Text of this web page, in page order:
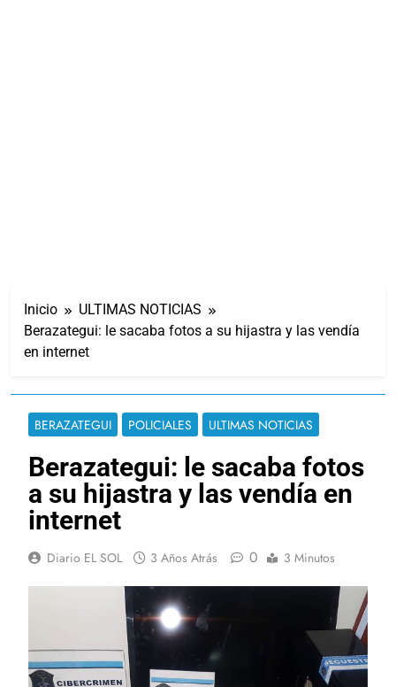
Inicio
ULTIMAS NOTICIAS
Berazategui: le sacaba fotos a su hijastra y las vendía
en internet
BERAZATEGUI POLICIALES ULTIMAS NOTICIAS
Berazategui: le sacaba fotos
a su hijastra y las vendía en
internet
Diario EL SOL 3 Años Atrás 0 3 Minutos